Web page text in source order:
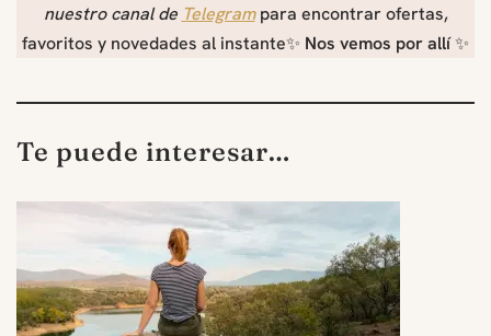
nuestro canal de Telegrampara encontrar ofertas,
favoritos y novedades al instante✨ Nos vemos por allí✨
Te puede interesar…